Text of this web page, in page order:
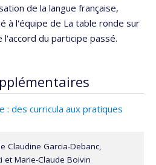
de la langue française,
à l'équipe de La table ronde sur
l'accord du participe passé.
: des curricula aux pratiques
Claudine Garcia-Debanc,
et Marie-Claude Boivin